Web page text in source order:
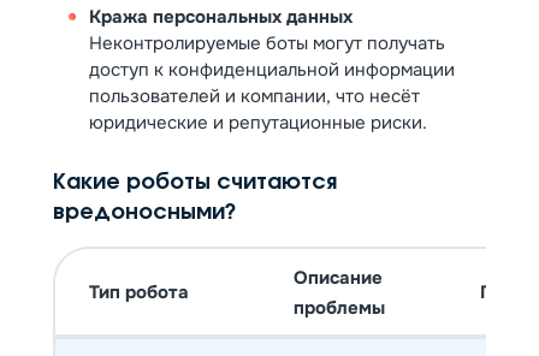
Кража персональных данных
Неконтролируемые боты могут получать
доступ к конфиденциальной информации
пользователей и компании, что несёт
юридические и репутационные риски.
Какие роботы считаются
вредоносными?
Тип робота
Описание
проблемы